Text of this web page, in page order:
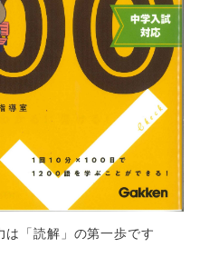
は「読解」の第一歩です